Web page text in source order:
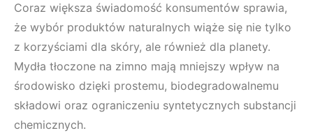
Coraz większa świadomość konsumentów sprawia,
że wybór produktów naturalnych wiąże się nie tylko
z korzyściami dla skóry, ale również dla planety.
Mydła tłoczone na zimno mają mniejszy wpływ na
środowisko dzięki prostemu, biodegradowalnemu
składowi oraz ograniczeniu syntetycznych substancji
chemicznych.